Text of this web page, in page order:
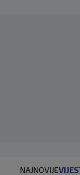
NAJNOVIJE